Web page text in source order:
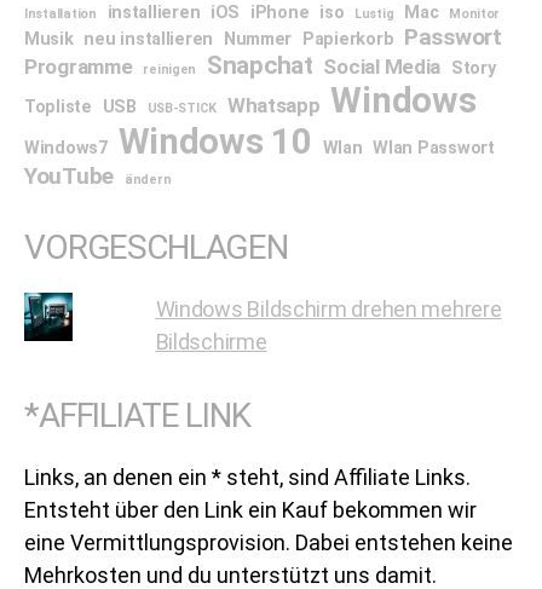
Installation
installieren iOS iPhone iso Lustig Mac Monitor
Musik neu installieren Nummer Papierkorb Passwort
Programme reinigen Snapchat Social Media Story
Topliste
USB USB-STICK Whatsapp Windows
Windows7 Windows 10 Wlan Wlan Passwort
YouTube ändern
VORGESCHLAGEN
Windows Bildschirm drehen mehrere
Bildschirme
*AFFILIATE LINK
Links, an denen ein * steht, sind Affiliate Links.
Entsteht über den Link ein Kauf bekommen wir
eine Vermittlungsprovision. Dabei entstehen keine
Mehrkosten und du unterstützt uns damit.